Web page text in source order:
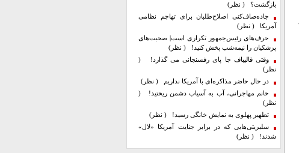
بازگشت؟ ( نظر)
جاده‌صاف‌کنی اصلاح‌طلبان برای تهاجم نظامی
آمریکا ( نظر)
حرف‌های رئیس‌جمهور تکراری است| صحبت‌های
پزشکیان را نیمه‌شب پخش کنید! ( نظر)
وقتی قالیباف جا پای رفسنجانی می گذارد! (
نظر)
در حال حاضر مذاکره‌ای با آمریکا نداریم ( نظر)
خانم مهاجرانی، آب به آسیاب دشمن ریختید! (
نظر)
تطهیر پهلوی به نمایش خانگی رسید! ( نظر)
سلبریتی‌هایی که در برابر جنایت آمریکا «لال»
شدند! ( نظر)